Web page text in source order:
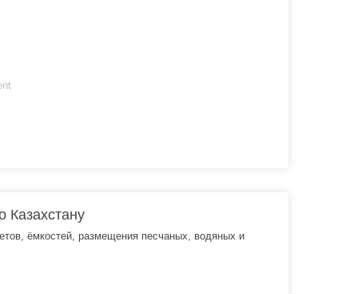
Казахстану
ёмкостей, размещения песчаных, водяных и